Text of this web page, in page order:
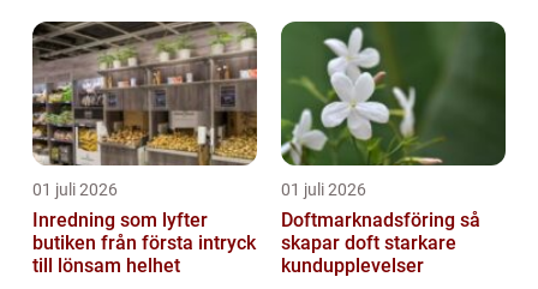
01 juli 2026
Inredning som lyfter
butiken från första intryck
till lönsam helhet
01 juli 2026
Doftmarknadsföring så
skapar doft starkare
kundupplevelser